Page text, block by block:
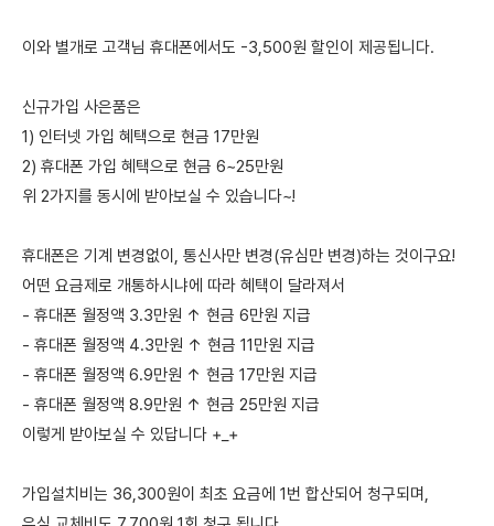
이와 별개로 고객님 휴대폰에서도 -3,500원 할인이 제공됩니다.
신규가입 사은품은
1) 인터넷 가입 혜택으로 현금 17만원
2) 휴대폰 가입 혜택으로 현금 6~25만원
위 2가지를 동시에 받아보실 수 있습니다~!
휴대폰은 기계 변경없이, 통신사만 변경(유심만 변경)하는 것이구요!
어떤 요금제로 개통하시냐에 따라 혜택이 달라져서
- 휴대폰 월정액 3.3만원 ↑ 현금 6만원 지급
- 휴대폰 월정액 4.3만원 ↑ 현금 11만원 지급
- 휴대폰 월정액 6.9만원 ↑ 현금 17만원 지급
- 휴대폰 월정액 8.9만원 ↑ 현금 25만원 지급
이렇게 받아보실 수 있답니다 +_+
가입설치비는 36,300원이 최초 요금에 1번 합산되어 청구되며,